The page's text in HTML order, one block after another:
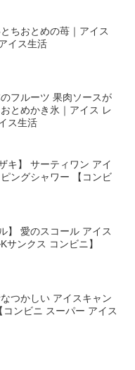
ちおとめの苺｜アイス
イス生活
フルーツ 果肉ソースが
とめかき氷｜アイス レ
ス生活
キ】 サーティワン アイ
ングシャワー 【コンビ
】 愛のスコール アイス
サンクス コンビニ】
なつかしい アイスキャン
ンビニ スーパー アイス